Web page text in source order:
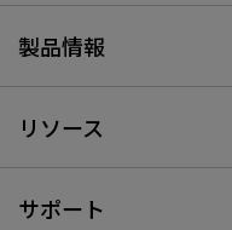
製品情報
リソース
サポート